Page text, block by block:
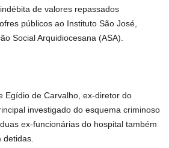
de valores repassados
públicos ao Instituto São José,
Social Arquidiocesana (ASA).
Egídio de Carvalho, ex-diretor do
investigado do esquema criminoso
ex-funcionárias do hospital também